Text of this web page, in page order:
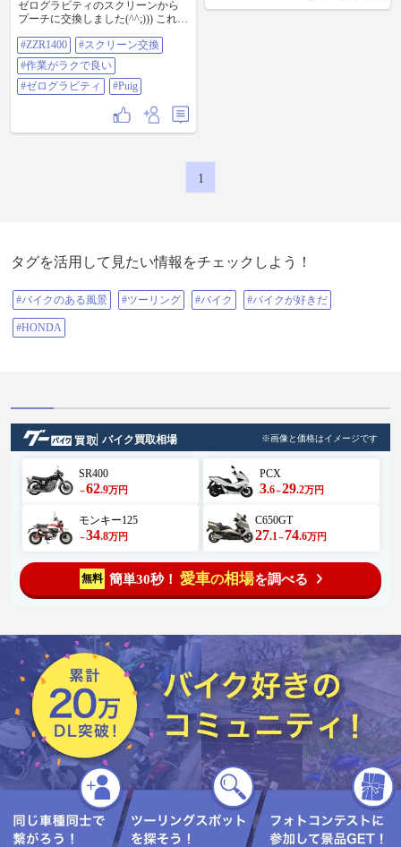
ゼログラビティのスクリーンから
プーチに交換しました(^^;))) これで
(^_^;) #ZZR1400 #スクリーン交換 #
作業がラクで良い #ゼログラビティ
#puig
#ZZR1400
#スクリーン交換
#作業がラクで良い
#ゼログラビティ
#Puig
1
タグを活用して見たい情報をチェックしよう！
#バイクのある風景 #ツーリング #バイク #バイクが好きだ
#HONDA
バイク買取相場 ※画像と価格はイメージです
SR400
～62.9万円
PCX
3.6～29.2万円
モンキー125
～34.8万円
C650GT
27.1 ～ 74.6万円
無料 簡単30秒！ 愛車の相場を調べる